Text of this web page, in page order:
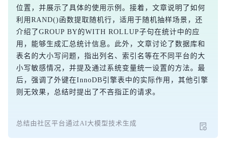
位置，并展示了具体的使用示例。接着，文章说明了如何
利用RAND()函数提取随机行，适用于随机抽样场景，还
介绍了GROUP BY的WITH ROLLUP子句在统计中的应
用，能够生成汇总统计信息。此外，文章讨论了数据库和
表名的大小写问题，指出列名、索引名等在不同平台的大
小写敏感情况，并提及通过系统变量统一设置的方法。最
后，强调了外键在InnoDB引擎表中的实际作用，其他引擎
则无效果，总结时提出了不吝指正的请求。
总结由社区平台通过AI大模型技术生成